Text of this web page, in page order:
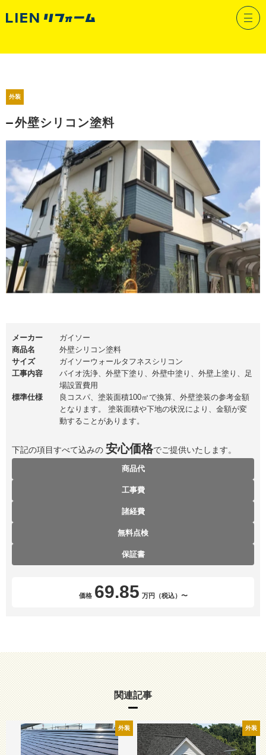
外装
外壁シリコン塗料
メーカー
ガイソー
商品名
外壁シリコン塗料
サイズ
ガイソーウォールタフネスシリコン
工事内容
バイオ洗浄、外壁下塗り、外壁中塗り、外壁上塗り、足
場設置費用
標準仕様
良コスパ、塗装面積100㎡で換算、外壁塗装の参考金額
となります。 塗装面積や下地の状況により、金額が変
動することがあります。
下記の項目すべて込みの 安心価格でご提供いたします。
商品代
工事費
諸経費
無料点検
保証書
価格 69.85 万円（税込）〜
関連記事
外装 外装